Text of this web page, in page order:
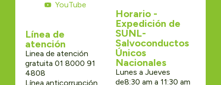
YouTube
Línea de
atención
Linea de atención
gratuita 01 8000 91
4808
Línea anticorrupción
Horario -
Expedición de
SUNL-
Salvoconductos
Únicos
Nacionales
Lunes a Jueves
de8:30 am a 11:30 am